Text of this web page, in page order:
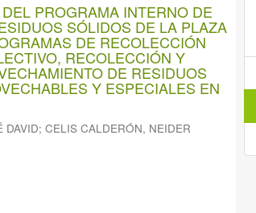
PROGRAMA INTERNO DE
SÓLIDOS DE LA PLAZA
DE RECOLECCIÓN
RECOLECCIÓN Y
DE RESIDUOS
Y ESPECIALES EN
DAVID; CELIS CALDERÓN, NEIDER